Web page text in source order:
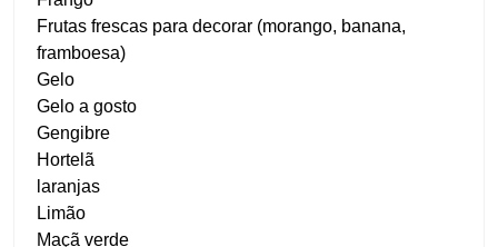
Frutas frescas para decorar (morango, banana,
framboesa)
Gelo
Gelo a gosto
Gengibre
Hortelã
laranjas
Limão
Maçã verde